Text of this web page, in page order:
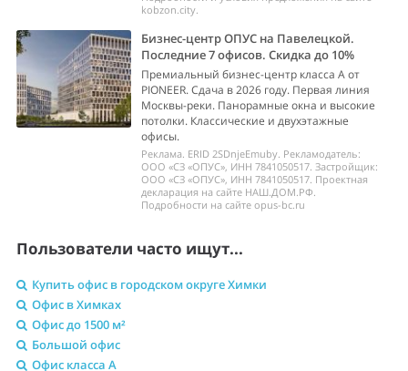
kobzon.city.
Бизнес-центр ОПУС на Павелецкой.
Последние 7 офисов. Скидка до 10%
Премиальный бизнес-центр класса А от
PIONEER. Сдача в 2026 году. Первая линия
Москвы-реки. Панорамные окна и высокие
потолки. Классические и двухэтажные
офисы.
Реклама. ERID 2SDnjeEmuby. Рекламодатель:
ООО «СЗ «ОПУС», ИНН 7841050517. Застройщик:
ООО «СЗ «ОПУС», ИНН 7841050517. Проектная
декларация на сайте НАШ.ДОМ.РФ.
Подробности на сайте opus-bc.ru
Пользователи часто ищут...
Купить офис в городском округе Химки
Офис в Химках
Офис до 1500 м²
Большой офис
Офис класса A